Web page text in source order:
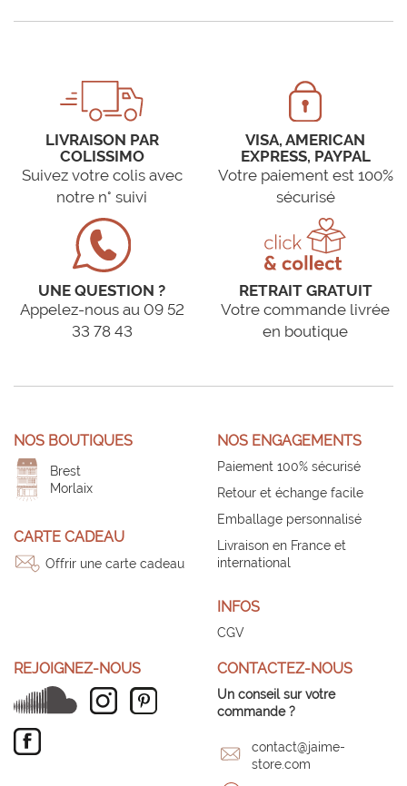
LIVRAISON PAR
COLISSIMO
Suivez votre colis avec
notre n° suivi
VISA, AMERICAN
EXPRESS, PAYPAL
Votre paiement est 100%
sécurisé
UNE QUESTION ?
Appelez-nous au 09 52
33 78 43
RETRAIT GRATUIT
Votre commande livrée
en boutique
NOS BOUTIQUES
Brest
Morlaix
CARTE CADEAU
Offrir une carte cadeau
NOS ENGAGEMENTS
Paiement 100% sécurisé
Retour et échange facile
Emballage personnalisé
Livraison en France et
international
INFOS
CGV
REJOIGNEZ-NOUS CONTACTEZ-NOUS
Un conseil sur votre
commande ?
contact@jaime-
store.com